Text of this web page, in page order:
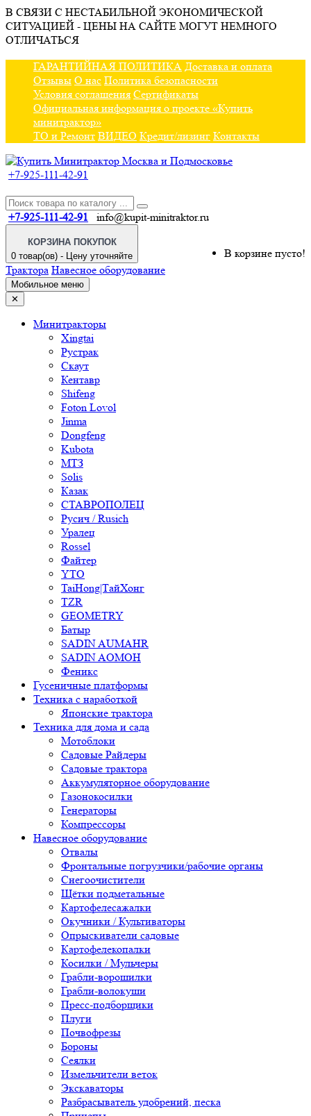
В СВЯЗИ С НЕСТАБИЛЬНОЙ ЭКОНОМИЧЕСКОЙ
СИТУАЦИЕЙ - ЦЕНЫ НА САЙТЕ МОГУТ НЕМНОГО
ОТЛИЧАТЬСЯ
ГАРАНТИЙНАЯ ПОЛИТИКА Доставка и оплата
Отзывы О нас Политика безопасности
Условия соглашения Сертификаты
Официальная информация о проекте «Купить
минитрактор»
ТО и Ремонт ВИДЕО Кредит/лизинг Контакты
+7-925-111-42-91
+7-925-111-42-91 info@kupit-minitraktor.ru
КОРЗИНА ПОКУПОК
0 товар(ов) - Цену уточняйте
В корзине пусто!
Трактора Навесное оборудование
Мобильное меню
✕
Минитракторы
Xingtai
Рустрак
Скаут
Кентавр
Shifeng
Foton Lovol
Jinma
Dongfeng
Kubota
МТЗ
Solis
Казак
СТАВРОПОЛЕЦ
Русич / Rusich
Уралец
Rossel
Файтер
YTO
TaiHong|ТайХонг
TZR
GEOMETRY
Батыр
SADIN AUMAHR
SADIN AOMOH
Феникс
Гусеничные платформы
Техника с наработкой
Японские трактора
Техника для дома и сада
Мотоблоки
Садовые Райдеры
Садовые трактора
Аккумуляторное оборудование
Газонокосилки
Генераторы
Компрессоры
Навесное оборудование
Отвалы
Фронтальные погрузчики/рабочие органы
Снегоочистители
Щётки подметальные
Картофелесажалки
Окучники / Культиваторы
Опрыскиватели садовые
Картофелекопалки
Косилки / Мульчеры
Грабли-ворошилки
Грабли-волокуши
Пресс-подборщики
Плуги
Почвофрезы
Бороны
Сеялки
Измельчители веток
Экскаваторы
Разбрасыватель удобрений, песка